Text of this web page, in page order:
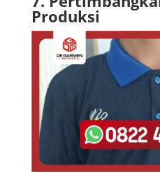
Produksi